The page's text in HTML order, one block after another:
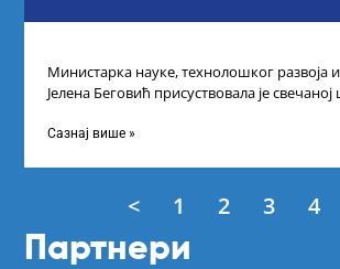
Министарка науке, технолошког развоја
Јелена Беговић присуствовала је
„Доситеја” Фонда
Сазнај више »
< 1 2 3 4
Партнери